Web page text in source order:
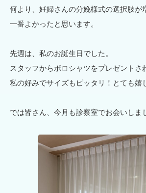
何より、妊婦さんの分娩様式の選択肢が
一番よかったと思います。
先週は、私のお誕生日でした。
スタッフからポロシャツをプレゼントさ
私の好みでサイズもピッタリ！とても嬉
では皆さん、今月も診察室でお会いしま